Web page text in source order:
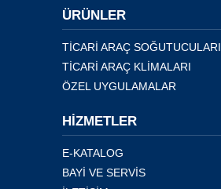
ÜRÜNLER
TİCARİ ARAÇ SOĞUTUCULARI
TİCARİ ARAÇ KLİMALARI
ÖZEL UYGULAMALAR
HİZMETLER
E-KATALOG
BAYİ VE SERVİS